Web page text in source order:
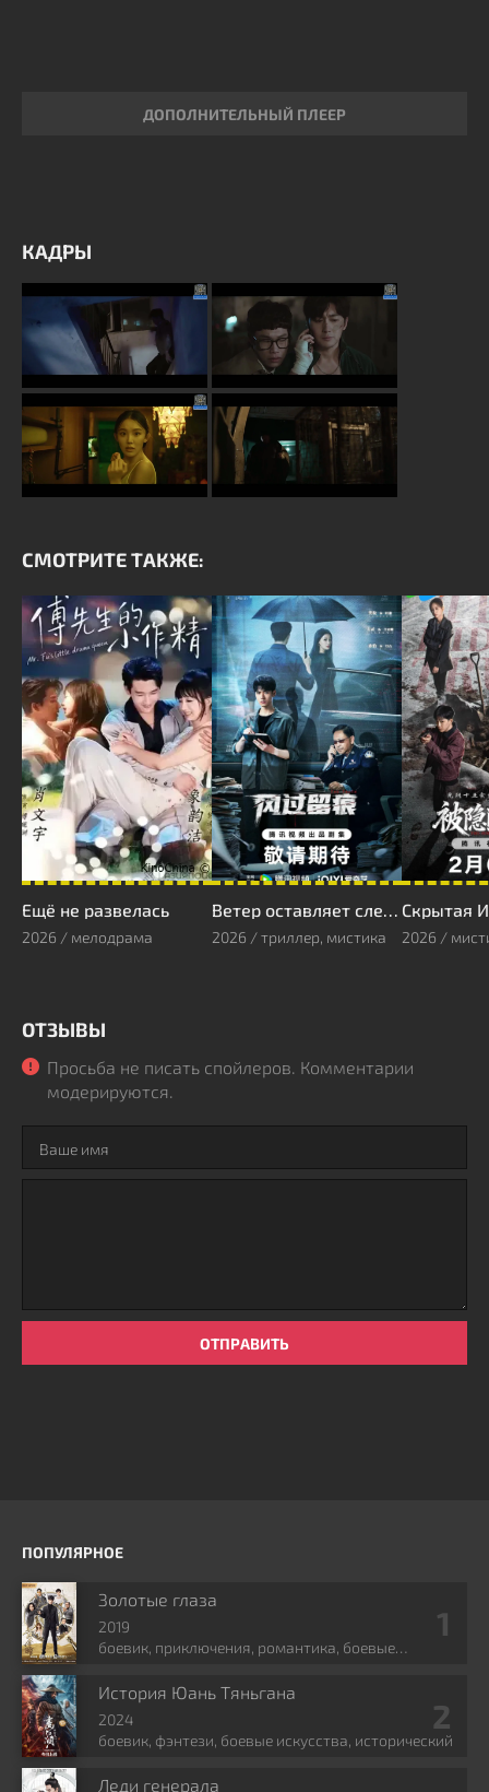
ДОПОЛНИТЕЛЬНЫЙ ПЛЕЕР
КАДРЫ
СМОТРИТЕ ТАКЖЕ:
Ещё не развелась
2026 / мелодрама
Ветер оставляет следы
2026 / триллер, мистика
Скрытая
2026 /
ОТЗЫВЫ
Просьба не писать спойлеров. Комментарии
модерируются.
ОТПРАВИТЬ
ПОПУЛЯРНОЕ
Золотые глаза
2019
боевик, приключения, романтика, боевые
История Юань Тяньгана
2024
боевик, фэнтези, боевые искусства, исторический
Леди генерала